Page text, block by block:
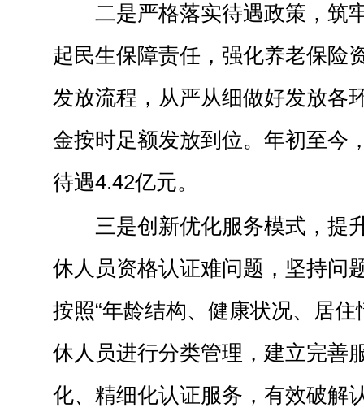
二是严格落实待遇政策，筑
起民生保障责任，强化养老保险
发放流程，从严从细做好发放各
金按时足额发放到位。年初至今
待遇4.42亿元。
三是创新优化服务模式，提
休人员资格认证难问题，坚持问
按照“年龄结构、健康状况、居住
休人员进行分类管理，建立完善
化、精细化认证服务，有效破解